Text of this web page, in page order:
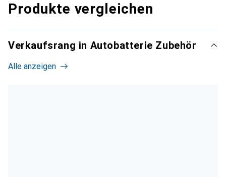
Produkte vergleichen
Verkaufsrang in Autobatterie Zubehör
Alle anzeigen